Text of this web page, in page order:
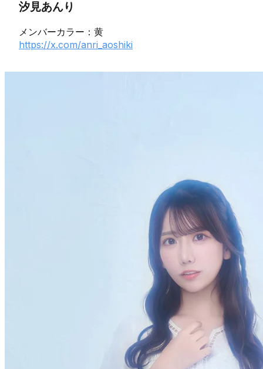
汐見あんり
メンバーカラー：黄
https://x.com/anri_aoshiki